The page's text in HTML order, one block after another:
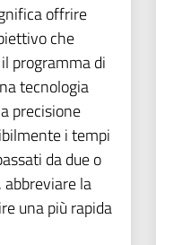
offrire
che
programma di
tecnologia
precisione
i tempi
da due o
la
una più rapida